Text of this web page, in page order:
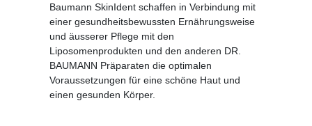
Baumann SkinIdent schaffen in Verbindung mit
einer gesundheitsbewussten Ernährungsweise
und äusserer Pflege mit den
Liposomenprodukten und den anderen DR.
BAUMANN Präparaten die optimalen
Voraussetzungen für eine schöne Haut und
einen gesunden Körper.